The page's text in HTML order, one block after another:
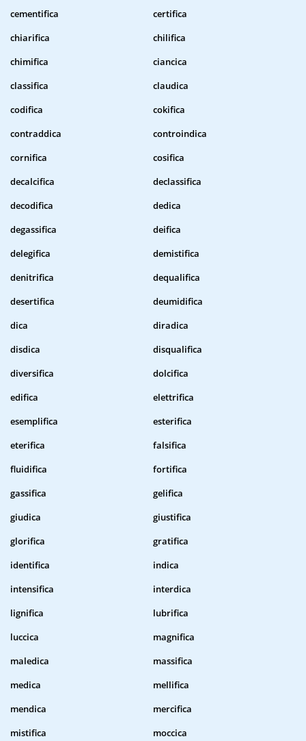
cementifica
certifica
chiarifica
chilifica
chimifica
ciancica
classifica
claudica
codifica
cokifica
contraddica
controindica
cornifica
cosifica
decalcifica
declassifica
decodifica
dedica
degassifica
deifica
delegifica
demistifica
denitrifica
dequalifica
desertifica
deumidifica
dica
diradica
disdica
disqualifica
diversifica
dolcifica
edifica
elettrifica
esemplifica
esterifica
eterifica
falsifica
fluidifica
fortifica
gassifica
gelifica
giudica
giustifica
glorifica
gratifica
identifica
indica
intensifica
interdica
lignifica
lubrifica
luccica
magnifica
maledica
massifica
medica
mellifica
mendica
mercifica
mistifica
moccica